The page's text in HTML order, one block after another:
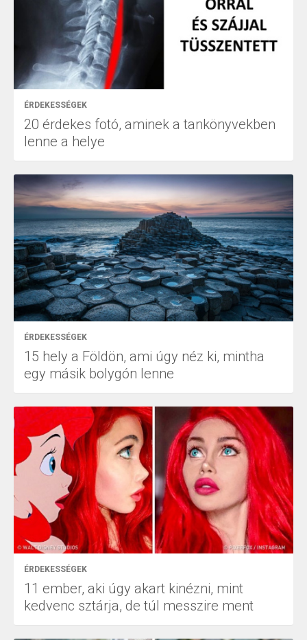
ÉRDEKESSÉGEK
20 érdekes fotó, aminek a tankönyvekben
lenne a helye
ÉRDEKESSÉGEK
15 hely a Földön, ami úgy néz ki, mintha
egy másik bolygón lenne
ÉRDEKESSÉGEK
11 ember, aki úgy akart kinézni, mint
kedvenc sztárja, de túl messzire ment